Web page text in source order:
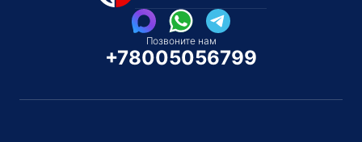
Позвоните нам
+78005056799